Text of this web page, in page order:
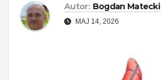
Autor: Bogdan Matecki
MAJ 14, 2026